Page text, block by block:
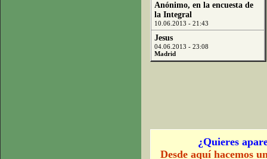
Anónimo, en la encuesta de
la Integral
10.06.2013 - 21:43
Jesus
04.06.2013 - 23:08
Madrid
¿Quieres
Desde aquí hacemos